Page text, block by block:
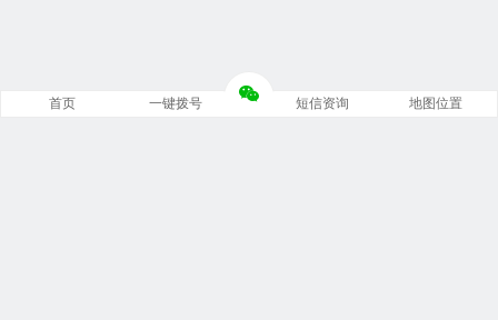
首页 一键拨号 短信资询 地图位置